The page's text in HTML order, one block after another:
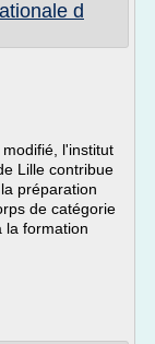
d
l'institut
Lille contribue
préparation
de catégorie
la formation